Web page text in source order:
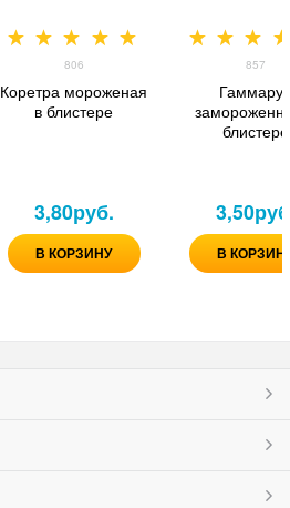
806
Коретра мороженая
в блистере
3,80руб.
В КОРЗИНУ
857
блистере
3,50
В